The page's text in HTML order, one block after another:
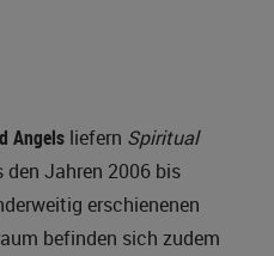
Angelsliefern Spiritual
Jahren 2006 bis
erschienenen
befinden sich zudem